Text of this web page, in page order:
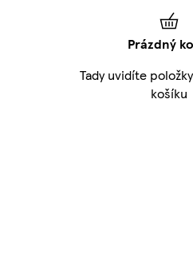
Prázdný
Tady uvidíte
košíku